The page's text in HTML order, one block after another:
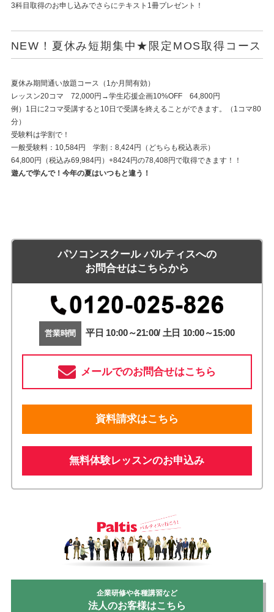
3科目取得のお申し込みでさらにテキスト1冊プレゼント！
NEW！夏休み短期集中★限定MOS取得コース
夏休み期間通い放題コース（1か月間有効）
レッスン20コマ 72,000円→学生応援企画10%OFF 64,800円
例）1日に2コマ受講すると10日で受講を終えることができます。（1コマ80
分）
受験料は学割で！
一般受験料：10,584円 学割：8,424円（どちらも税込表示）
64,800円（税込み69,984円）+8424円の78,408円で取得できます！！
遊んで学んで！今年の夏はいつもと違う！
パソコンスクール パルティスへの
お問合せはこちらから
営業時間 平日 10:00～21:00/ 土日 10:00～15:00
メールでのお問合せはこちら
資料請求はこちら
無料体験レッスンのお申込み
企業研修や各種講習など
法人のお客様はこちら